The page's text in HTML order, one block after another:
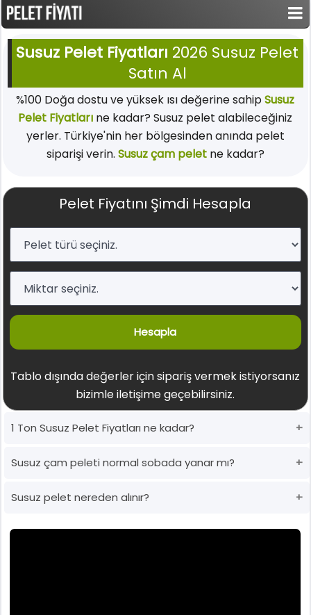
Susuz Pelet Fiyatları 2026 Susuz Pelet
Satın Al
%100 Doğa dostu ve yüksek ısı değerine sahipSusuz
Pelet Fiyatları ne kadar? Susuz pelet alabileceğiniz
yerler. Türkiye'nin her bölgesinden anında pelet
siparişi verin. Susuz çam peletne kadar?
Pelet Fiyatını Şimdi Hesapla
Hesapla
Tablo dışında değerler için sipariş vermek istiyorsanız
bizimle iletişime geçebilirsiniz.
1 Ton Susuz Pelet Fiyatları ne kadar?
Susuz çam peleti normal sobada yanar mı?
Susuz pelet nereden alınır?